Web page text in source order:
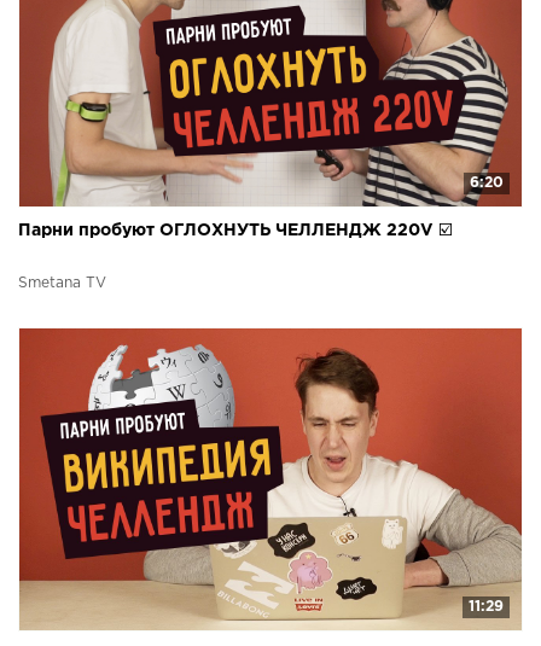
6:20
Парни пробуют ОГЛОХНУТЬ ЧЕЛЛЕНДЖ 220V ☑️
Smetana TV
11:29